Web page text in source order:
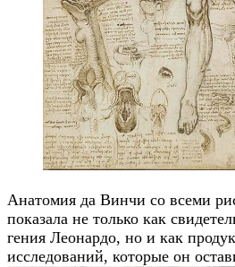
Анатомия да Винчи со всеми
показала не только как
гения Леонардо, но и как
исследований, которые он